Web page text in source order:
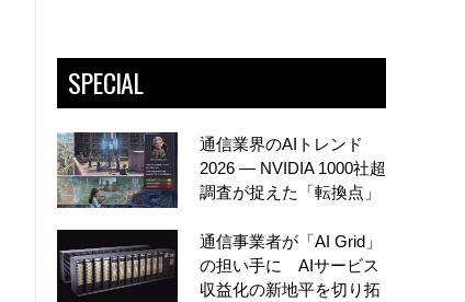
SPECIAL
通信業界のAIトレンド
2026 ― NVIDIA 1000社超
調査が捉えた「転換点」
通信事業者が「AI Grid」
の担い手に AIサービス
収益化の新地平を切り拓